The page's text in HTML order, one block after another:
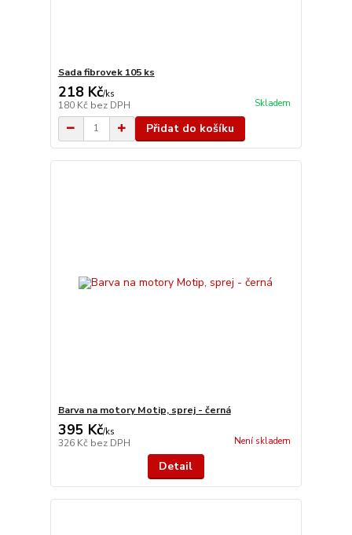
Sada fibrovek 105 ks
218 Kč/ks
180 Kč bez DPH Skladem
Přidat do košíku
Barva na motory Motip, sprej - černá
395 Kč/ks
326 Kč bez DPH Není skladem
Detail